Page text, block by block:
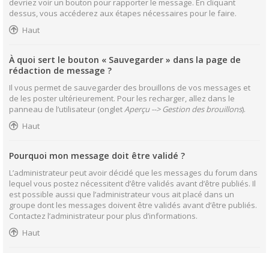
devriez voir un bouton pour rapporter le message. En cliquant
dessus, vous accéderez aux étapes nécessaires pour le faire.
Haut
À quoi sert le bouton « Sauvegarder » dans la page de
rédaction de message ?
Il vous permet de sauvegarder des brouillons de vos messages et
de les poster ultérieurement. Pour les recharger, allez dans le
panneau de l’utilisateur (ongletAperçu --> Gestion des brouillons).
Haut
Pourquoi mon message doit être validé ?
L’administrateur peut avoir décidé que les messages du forum dans
lequel vous postez nécessitent d’être validés avant d’être publiés. Il
est possible aussi que l’administrateur vous ait placé dans un
groupe dont les messages doivent être validés avant d’être publiés.
Contactez l’administrateur pour plus d’informations.
Haut